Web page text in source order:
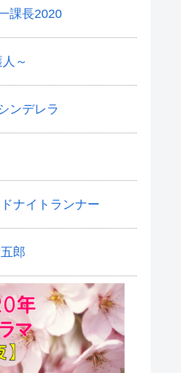
課長2020
～
ンデレラ
ナイトランナー
郎